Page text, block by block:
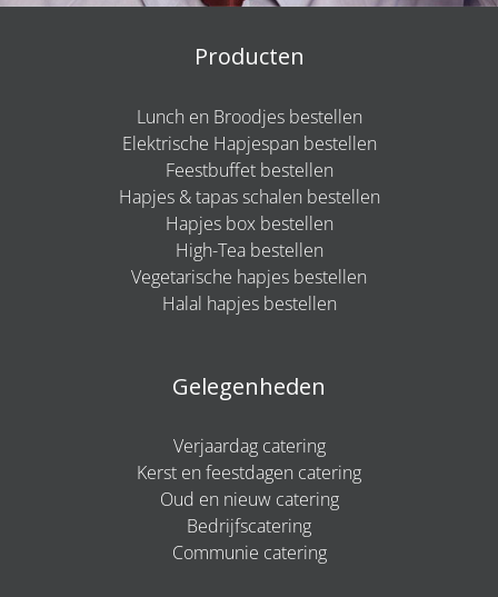
Producten
Lunch en Broodjes bestellen
Elektrische Hapjespan bestellen
Feestbuffet bestellen
Hapjes & tapas schalen bestellen
Hapjes box bestellen
High-Tea bestellen
Vegetarische hapjes bestellen
Halal hapjes bestellen
Gelegenheden
Verjaardag catering
Kerst en feestdagen catering
Oud en nieuw catering
Bedrijfscatering
Communie catering